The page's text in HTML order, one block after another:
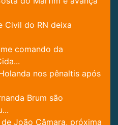
Civil do RN deixa
comando da
nos pênaltis após
Brum são
João Câmara, próxima